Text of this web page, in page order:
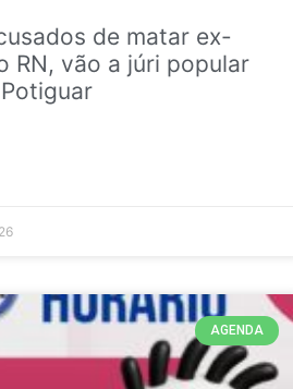
de matar ex-
RN, vão a júri popular
AGENDA